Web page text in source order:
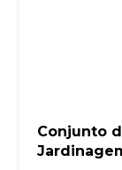
Conjunto